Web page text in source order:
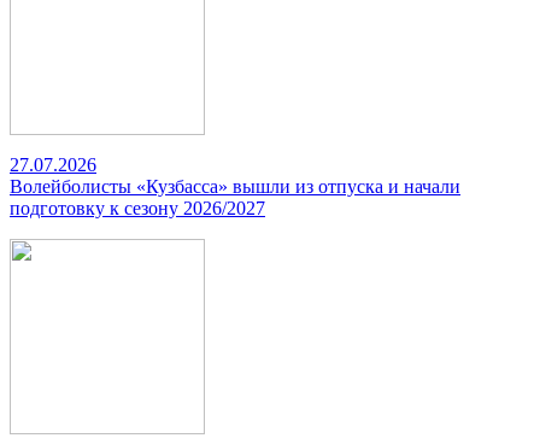
27.07.2026
Волейболисты «Кузбасса» вышли из отпуска и начали
подготовку к сезону 2026/2027